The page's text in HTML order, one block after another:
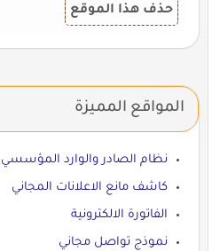
حذف هذا الموقع
المواقع المميزة
نظام الصادر والوارد المؤسسي
كاشف مانع الاعلانات المجاني
الفاتورة الالكترونية
نموذج تواصل مجاني